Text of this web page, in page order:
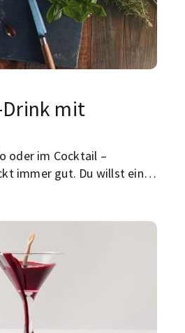
mit
oder im Cocktail –
immer gut. Du willst einen